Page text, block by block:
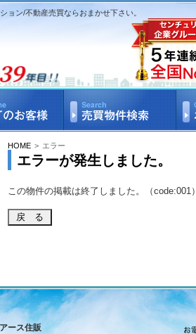
ョン/不動産売買ならおまかせ下さい。
HOME > エラー
エラーが発生しました。
この物件の掲載は終了しました。（code:001）
ース住販